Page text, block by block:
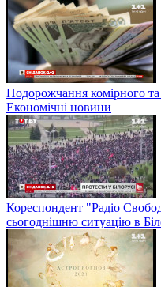
Подорожчання комірного
Економічні новини
Кореспондент "Радіо
сьогоднішню ситуацію в